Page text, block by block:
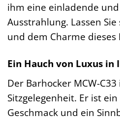
ihm eine einladende
Ausstrahlung. Lassen
und dem Charme
Ein Hauch von Luxus in
Der Barhocker MCW-
Sitzgelegenheit. Er ist
Geschmack und ein